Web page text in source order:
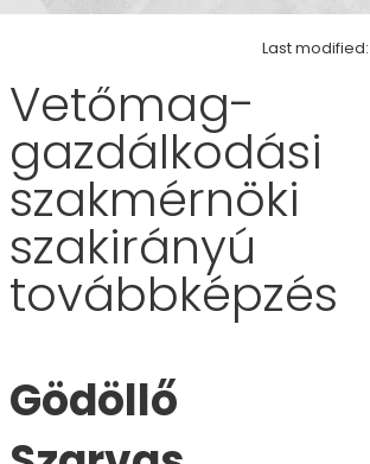
Last
Vetőmag-
gazdálkodási
szakmérnöki
szakirányú
továbbképzés
Gödöllő